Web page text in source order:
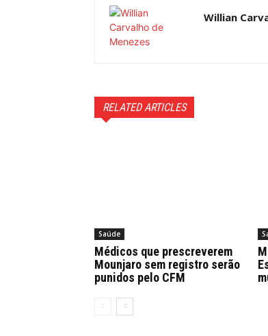
Willian
RELATED ARTICLES
Saúde
Médicos que prescreverem
Mounjaro sem registro serão
punidos pelo CFM